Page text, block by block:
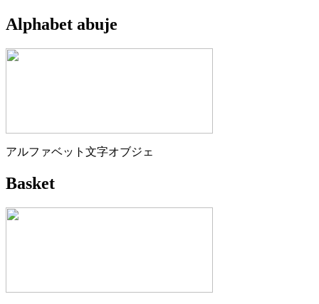
Alphabet abuje
アルファベット文字オブジェ
Basket